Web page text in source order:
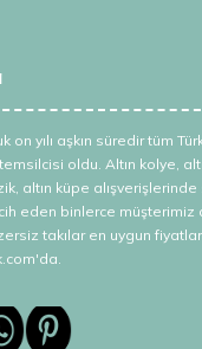
on yılı aşkın süredir tüm
oldu. Altın kolye,
altın küpe
eden binlerce müşterimiz
takılar en uygun